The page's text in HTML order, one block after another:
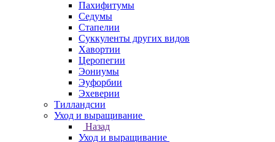
Пахифитумы
Седумы
Стапелии
Суккуленты других видов
Хавортии
Церопегии
Эониумы
Эуфорбии
Эхеверии
Тилландсии
Уход и выращивание
Назад
Уход и выращивание